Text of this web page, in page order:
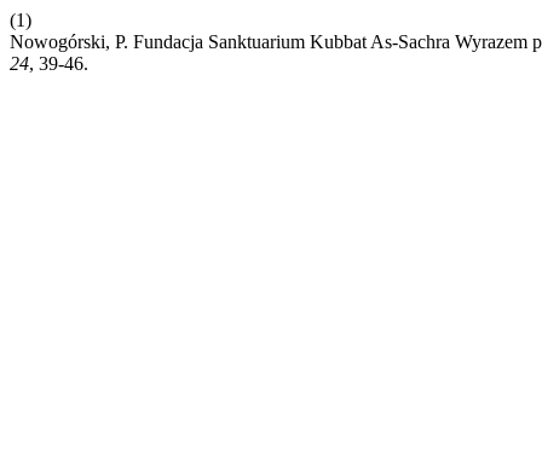
(1)
Nowogórski, P. Fundacja Sanktuarium Kubbat As-Sachra
24, 39-46.